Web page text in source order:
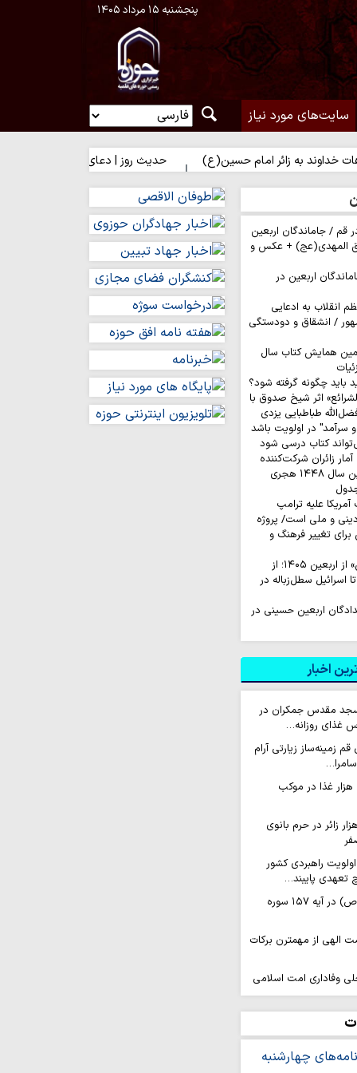
پنجشنبه ۱۵ مرداد ۱۴۰۵
سایت‌های مورد نیاز
زائر امام حسین(ع) حدیث روز | دعای فرشتگان برای زائر امام
قم / جاماندگان اربعین
المهدی(عج) + عکس و
اربعین در
انقلاب به ادعایی
/ انشقاق و دودستگی
همایش کتاب سال
باید چگونه گرفته شود؟
اثر شیخ صدوق با
طباطبایی یزدی
سرآمد" در اولویت باشد
کتاب درسی شود
زائران شرکت‌کننده
در مراسم زیارت اربعین سال ۱۴۴۸ هجری
و ملی است/ پروژه
تغییر فرهنگ و
روایت‌ کاربران «ایکس» از اربعین ۱۴۰۵؛ از
اسرائیل سطل‌زباله‌ در
اربعین حسینی در
اخبار
مقدس جمکران در
زمینه‌ساز زیارتی آرام
پذیرایی روزانه ۱۷ هزار غذا در موکب
اطعام روزانه ۲۰ هزار زائر در حرم بانوی
راهبردی کشور
پایبند…
۱۰ ویژگی پیامبر(ص) در آیه ۱۵۷ سوره
الهی از مهمترن برکات
وفاداری امت اسلامی
در منطقه فردو
و فرهنگی، نیازمند